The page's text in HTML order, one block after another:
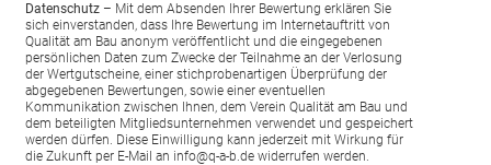
Datenschutz – Mit dem Absenden Ihrer Bewertung erklären Sie
sich einverstanden, dass Ihre Bewertung im Internetauftritt von
Qualität am Bau anonym veröffentlicht und die eingegebenen
persönlichen Daten zum Zwecke der Teilnahme an der Verlosung
der Wertgutscheine, einer stichprobenartigen Überprüfung der
abgegebenen Bewertungen, sowie einer eventuellen
Kommunikation zwischen Ihnen, dem Verein Qualität am Bau und
dem beteiligten Mitgliedsunternehmen verwendet und gespeichert
werden dürfen. Diese Einwilligung kann jederzeit mit Wirkung für
die Zukunft per E-Mail an info@q-a-b.de widerrufen werden.